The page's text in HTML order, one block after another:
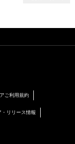
ご利用規約
・リリース情報